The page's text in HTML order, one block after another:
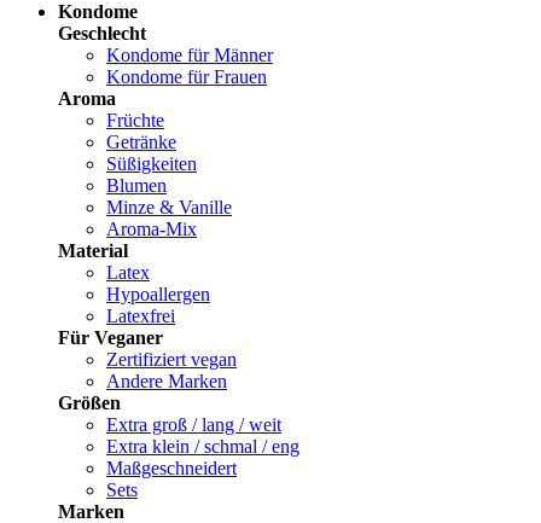
Kondome
Geschlecht
Kondome für Männer
Kondome für Frauen
Aroma
Früchte
Getränke
Süßigkeiten
Blumen
Minze & Vanille
Aroma-Mix
Material
Latex
Hypoallergen
Latexfrei
Für Veganer
Zertifiziert vegan
Andere Marken
Größen
Extra groß / lang / weit
Extra klein / schmal / eng
Maßgeschneidert
Sets
Marken